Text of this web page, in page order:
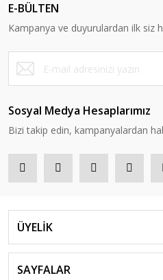
E-BÜLTEN
Kampanya ve duyurulardan ilk siz
Sosyal Medya Hesaplarımız
Bizi takip edin, kampanyalardan
ÜYELİK
SAYFALAR